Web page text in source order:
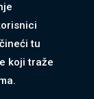
tu
koji traže